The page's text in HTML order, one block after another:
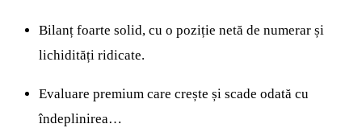
Bilanț foarte solid, cu o poziție netă de numerar și
lichidități ridicate.
Evaluare premium care crește și scade odată cu
îndeplinirea…